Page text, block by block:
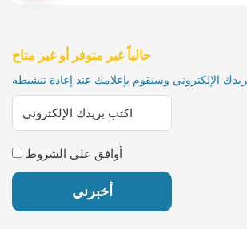
حالياً غير متوفر أو غير متاح
أوافق على الشروط